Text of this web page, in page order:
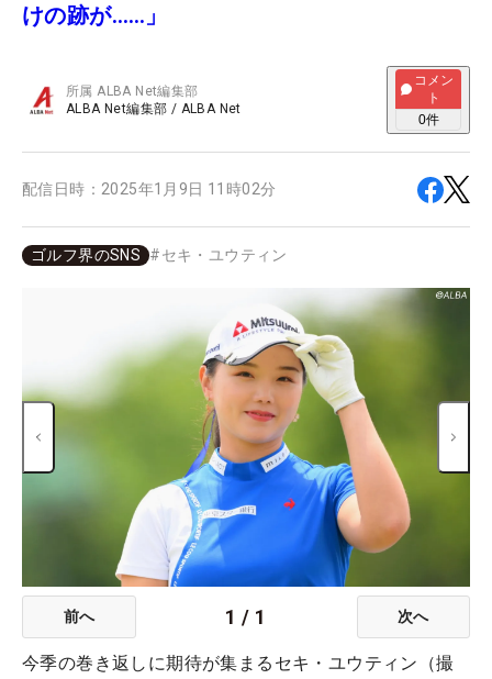
けの跡が……」
所属ALBA Net編集部
ALBA Net編集部 / ALBA Net
コメン
ト
0件
配信日時： 2025年1月9日 11時02分
ゴルフ界のSNS #セキ・ユウティン
前へ 1 / 1 次へ
今季の巻き返しに期待が集まるセキ・ユウティン（撮